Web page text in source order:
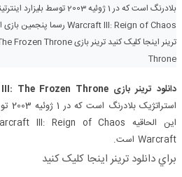
بلادرنگ است که در 1 ژوئیه
Throne
دانلود ترینر بازی Warcraft III: The Frozen Throne
Warcraft است.
براي دانلود ترینر اينجا کليک کنيد